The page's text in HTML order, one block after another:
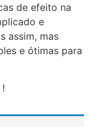
de efeito na
e
assim, mas
e ótimas para